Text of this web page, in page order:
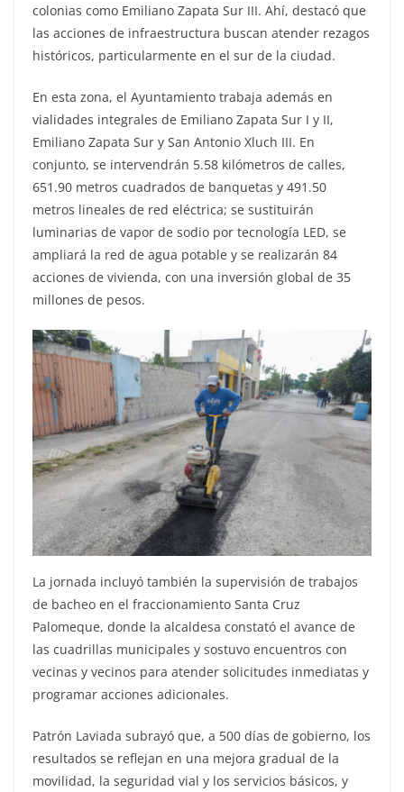
colonias como Emiliano Zapata Sur III. Ahí, destacó que
las acciones de infraestructura buscan atender rezagos
históricos, particularmente en el sur de la ciudad.
En esta zona, el Ayuntamiento trabaja además en
vialidades integrales de Emiliano Zapata Sur I y II,
Emiliano Zapata Sur y San Antonio Xluch III. En
conjunto, se intervendrán 5.58 kilómetros de calles,
651.90 metros cuadrados de banquetas y 491.50
metros lineales de red eléctrica; se sustituirán
luminarias de vapor de sodio por tecnología LED, se
ampliará la red de agua potable y se realizarán 84
acciones de vivienda, con una inversión global de 35
millones de pesos.
La jornada incluyó también la supervisión de trabajos
de bacheo en el fraccionamiento Santa Cruz
Palomeque, donde la alcaldesa constató el avance de
las cuadrillas municipales y sostuvo encuentros con
vecinas y vecinos para atender solicitudes inmediatas y
programar acciones adicionales.
Patrón Laviada subrayó que, a 500 días de gobierno, los
resultados se reflejan en una mejora gradual de la
movilidad, la seguridad vial y los servicios básicos, y